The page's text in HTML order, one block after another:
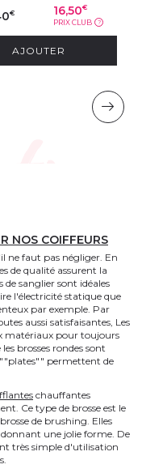
€ 16,50€
PRIX CLUB ?
AJOUTER
NOS COIFFEURS
ne faut pas négliger. En
de qualité assurent la
de sanglier sont idéales
l'électricité statique que
par exemple. Par
aussi satisfaisantes, Les
matériaux pour toujours
brosses rondes sont
""plates"" permettent de
chauffantes
Ce type de brosse est le
de brushing. Elles
une jolie forme. De
très simple d'utilisation